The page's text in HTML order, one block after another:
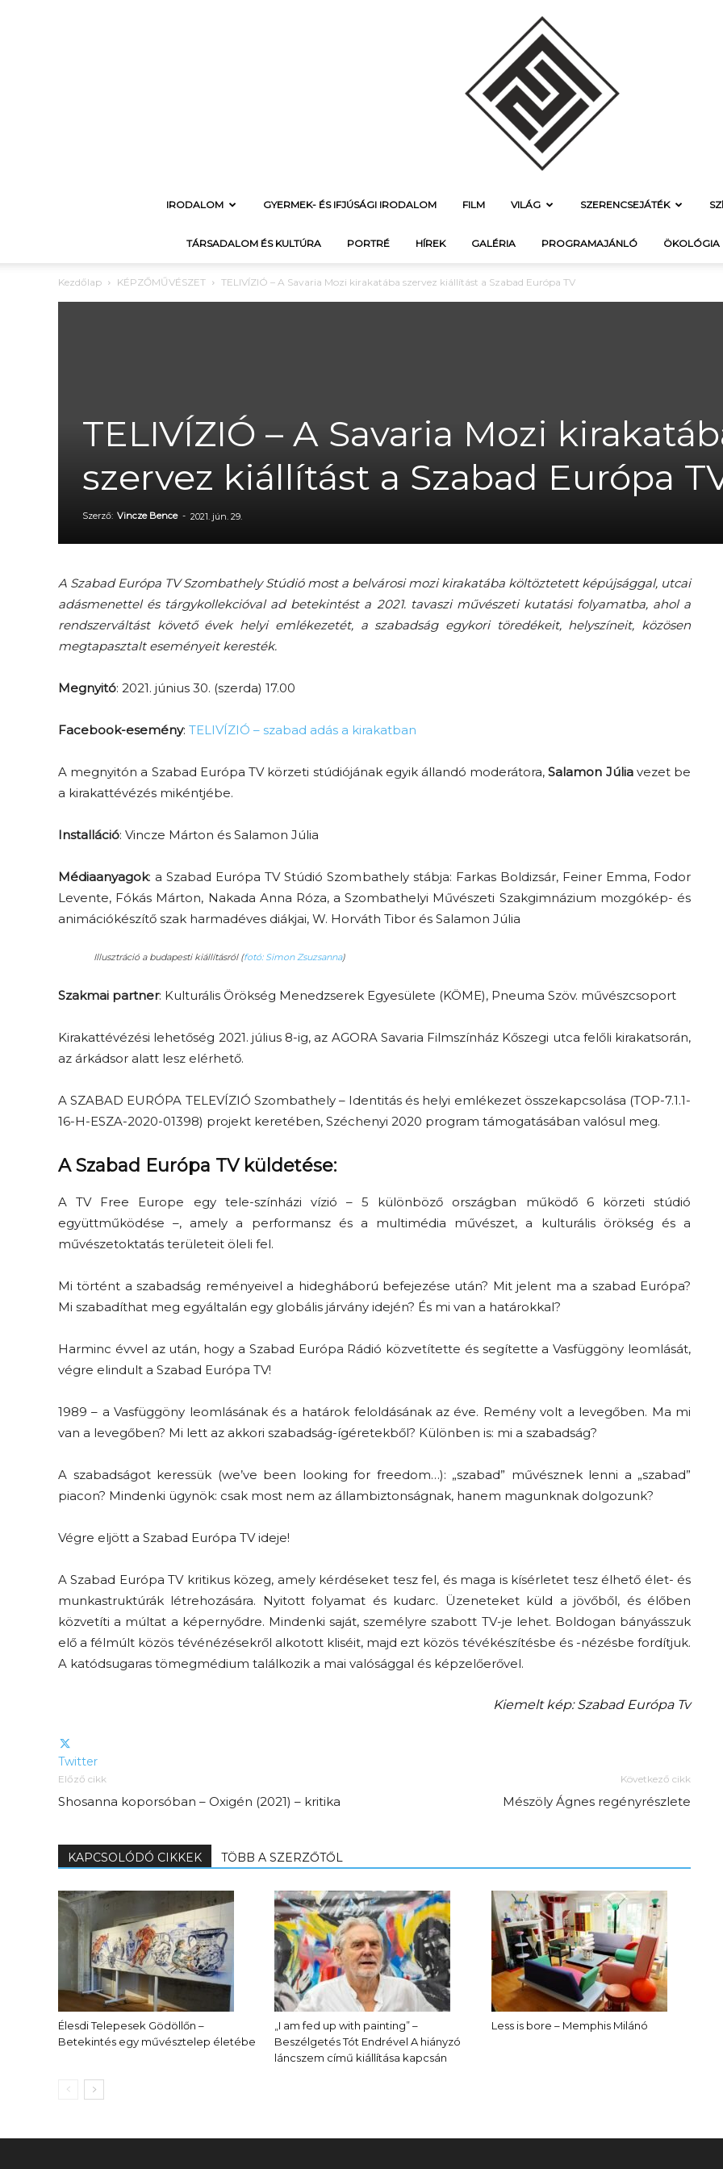
f21.hu
A
IRODALOM GYERMEK- ÉS IFJÚSÁGI IRODALOM FILM VILÁG SZERENCSEJÁTÉK
TÁRSADALOM ÉS KULTÚRA PORTRÉ HÍREK GALÉRIA PROGRAMAJÁNLÓ ÖKOLÓGIA
Kezdőlap KÉPZŐMŰVÉSZET TELIVÍZIÓ – A Savaria Mozi kirakatába szervez kiállítást a Szabad Európa TV
TELIVÍZIÓ – A Savaria Mozi
szervez kiállítást a Szabad Európa
Szerző: Vincze Bence - 2021. jún. 29.
A Szabad Európa TV Szombathely Stúdió most a belvárosi mozi kirakatába költöztetett képújsággal, utcai
adásmenettel és tárgykollekcióval ad betekintést a 2021. tavaszi művészeti kutatási folyamatba, ahol a
rendszerváltást követő évek helyi emlékezetét, a szabadság egykori töredékeit, helyszíneit, közösen
megtapasztalt eseményeit keresték.
Megnyitó: 2021. június 30. (szerda) 17.00
Facebook-esemény: TELIVÍZIÓ – szabad adás a kirakatban
A megnyitón a Szabad Európa TV körzeti stúdiójának egyik állandó moderátora,Salamon Júliavezet be
a kirakattévézés mikéntjébe.
Installáció: Vincze Márton és Salamon Júlia
Médiaanyagok: a Szabad Európa TV Stúdió Szombathely stábja: Farkas Boldizsár, Feiner Emma, Fodor
Levente, Fókás Márton, Nakada Anna Róza, a Szombathelyi Művészeti Szakgimnázium mozgókép- és
animációkészítő szak harmadéves diákjai, W. Horváth Tibor és Salamon Júlia
Illusztráció a budapesti kiállításról (fotó: Simon Zsuzsanna)
Szakmai partner: Kulturális Örökség Menedzserek Egyesülete (KÖME), Pneuma Szöv. művészcsoport
Kirakattévézési lehetőség 2021. július 8-ig, az AGORA Savaria Filmszínház Kőszegi utca felőli kirakatsorán,
az árkádsor alatt lesz elérhető.
A SZABAD EURÓPA TELEVÍZIÓ Szombathely – Identitás és helyi emlékezet összekapcsolása (TOP-7.1.1-
16-H-ESZA-2020-01398) projekt keretében, Széchenyi 2020 program támogatásában valósul meg.
A Szabad Európa TV küldetése:
A TV Free Europe egy tele-színházi vízió – 5 különböző országban működő 6 körzeti stúdió
együttműködése –, amely a performansz és a multimédia művészet, a kulturális örökség és a
művészetoktatás területeit öleli fel.
Mi történt a szabadság reményeivel a hidegháború befejezése után? Mit jelent ma a szabad Európa?
Mi szabadíthat meg egyáltalán egy globális járvány idején? És mi van a határokkal?
Harminc évvel az után, hogy a Szabad Európa Rádió közvetítette és segítette a Vasfüggöny leomlását,
végre elindult a Szabad Európa TV!
1989 – a Vasfüggöny leomlásának és a határok feloldásának az éve. Remény volt a levegőben. Ma mi
van a levegőben? Mi lett az akkori szabadság-ígéretekből? Különben is: mi a szabadság?
A szabadságot keressük (we’ve been looking for freedom…): „szabad” művésznek lenni a „szabad”
piacon? Mindenki ügynök: csak most nem az állambiztonságnak, hanem magunknak dolgozunk?
Végre eljött a Szabad Európa TV ideje!
A Szabad Európa TV kritikus közeg, amely kérdéseket tesz fel, és maga is kísérletet tesz élhető élet- és
munkastruktúrák létrehozására. Nyitott folyamat és kudarc. Üzeneteket küld a jövőből, és élőben
közvetíti a múltat a képernyődre. Mindenki saját, személyre szabott TV-je lehet. Boldogan bányásszuk
elő a félmúlt közös tévénézésekről alkotott kliséit, majd ezt közös tévékészítésbe és -nézésbe fordítjuk.
A katódsugaras tömegmédium találkozik a mai valósággal és képzelőerővel.
Kiemelt kép: Szabad Európa Tv
Twitter
Előző cikk
Shosanna koporsóban – Oxigén (2021) – kritika
Következő cikk
Mészöly Ágnes regényrészlete
KAPCSOLÓDÓ CIKKEK TÖBB A SZERZŐTŐL
Élesdi Telepesek Gödöllőn –
Betekintés egy művésztelep életébe
„I am fed up with painting” –
Beszélgetés Tót Endrével A hiányzó
láncszem című kiállítása kapcsán
Less is bore – Memphis Milánó
Elveszítettük az
Trashről és lélekről
S03E02 premier
Trashről és lélekről –